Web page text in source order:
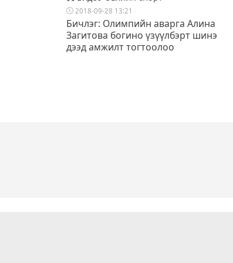
2018-09-28 13:21
Бичлэг: Олимпийн аварга Алина
Загитова богино үзүүлбэрт шинэ
дээд амжилт тогтоолоо